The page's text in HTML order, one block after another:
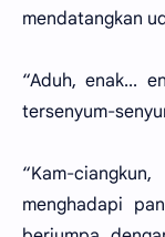
mendatangkan
“Aduh, enak...
tersenyum-
“Kam-
menghadapi